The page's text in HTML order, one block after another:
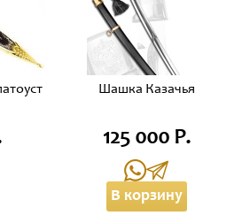
Шашка Казачья
125 000 Р.
В корзину